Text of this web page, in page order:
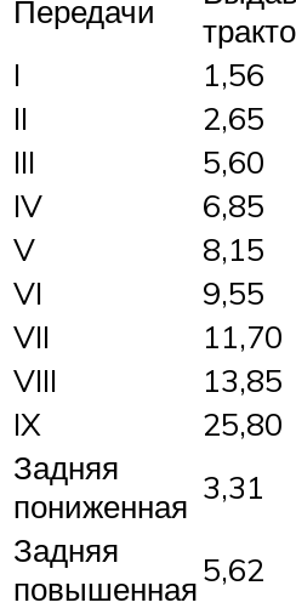
Передачи
I
1,56
II
2,65
III
5,60
IV
6,85
V
8,15
VI
9,55
VII
11,70
VIII
13,85
IX
25,80
Задняя
пониженная 3,31
Задняя
повышенная5,62